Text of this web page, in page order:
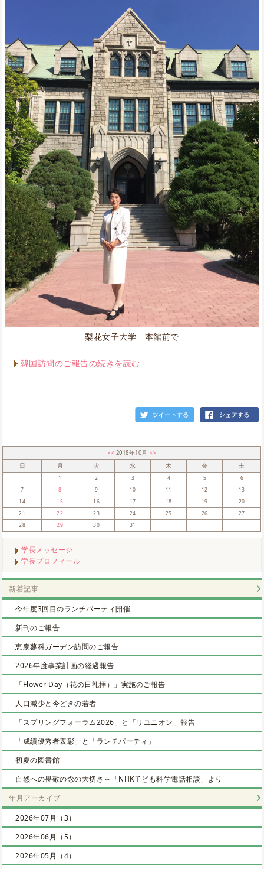
梨花女子大学 本館前で
韓国訪問のご報告の続きを読む
<< 2018年10月>>
日
月 火 水 木 金 土
1 2 3 4 5
6
7
8 9 10 11 12
13
14
15 16 17 18 19
20
21
22 23 24 25 26
27
28
29 30 31
学長メッセージ
学長プロフィール
新着記事
今年度3回目のランチパーティ開催
新刊のご報告
恵泉蓼科ガーデン訪問のご報告
2026年度事業計画の経過報告
「Flower Day（花の日礼拝）」実施のご報告
人口減少と今どきの若者
「スプリングフォーラム2026」と「リユニオン」報告
「成績優秀者表彰」と「ランチパーティ」
初夏の図書館
自然への畏敬の念の大切さ～「NHK子ども科学電話相談」より
年月アーカイブ
2026年07月（3）
2026年06月（5）
2026年05月（4）